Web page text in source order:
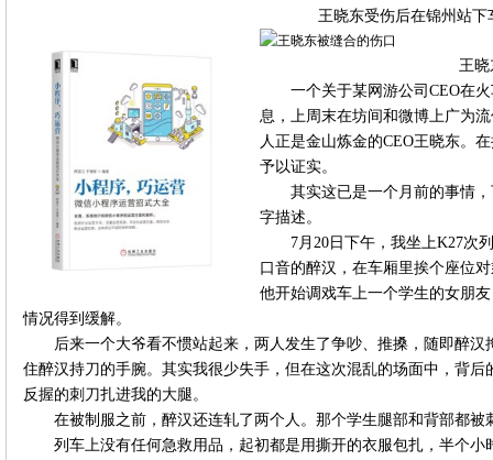
王晓东受伤后在锦州站下
王
一个关于某网游公司CEO在
息，上周末在坊间和微博上广为
人正是金山炼金的CEO王晓东。
予以证实。
其实这已是一个月前的事情
字描述。
7月20日下午，我坐上K27次
口音的醉汉，在车厢里挨个座位
他开始调戏车上一个学生的女朋
情况得到缓解。
后来一个大爷看不惯站起来，两人发生了争吵、推搡，随即醉
住醉汉持刀的手腕。其实我很少失手，但在这次混乱的场面中，背
反握的刺刀扎进我的大腿。
在被制服之前，醉汉还连轧了两个人。那个学生腿部和背部都被
列车上没有任何急救用品，起初都是用撕开的衣服包扎，半个